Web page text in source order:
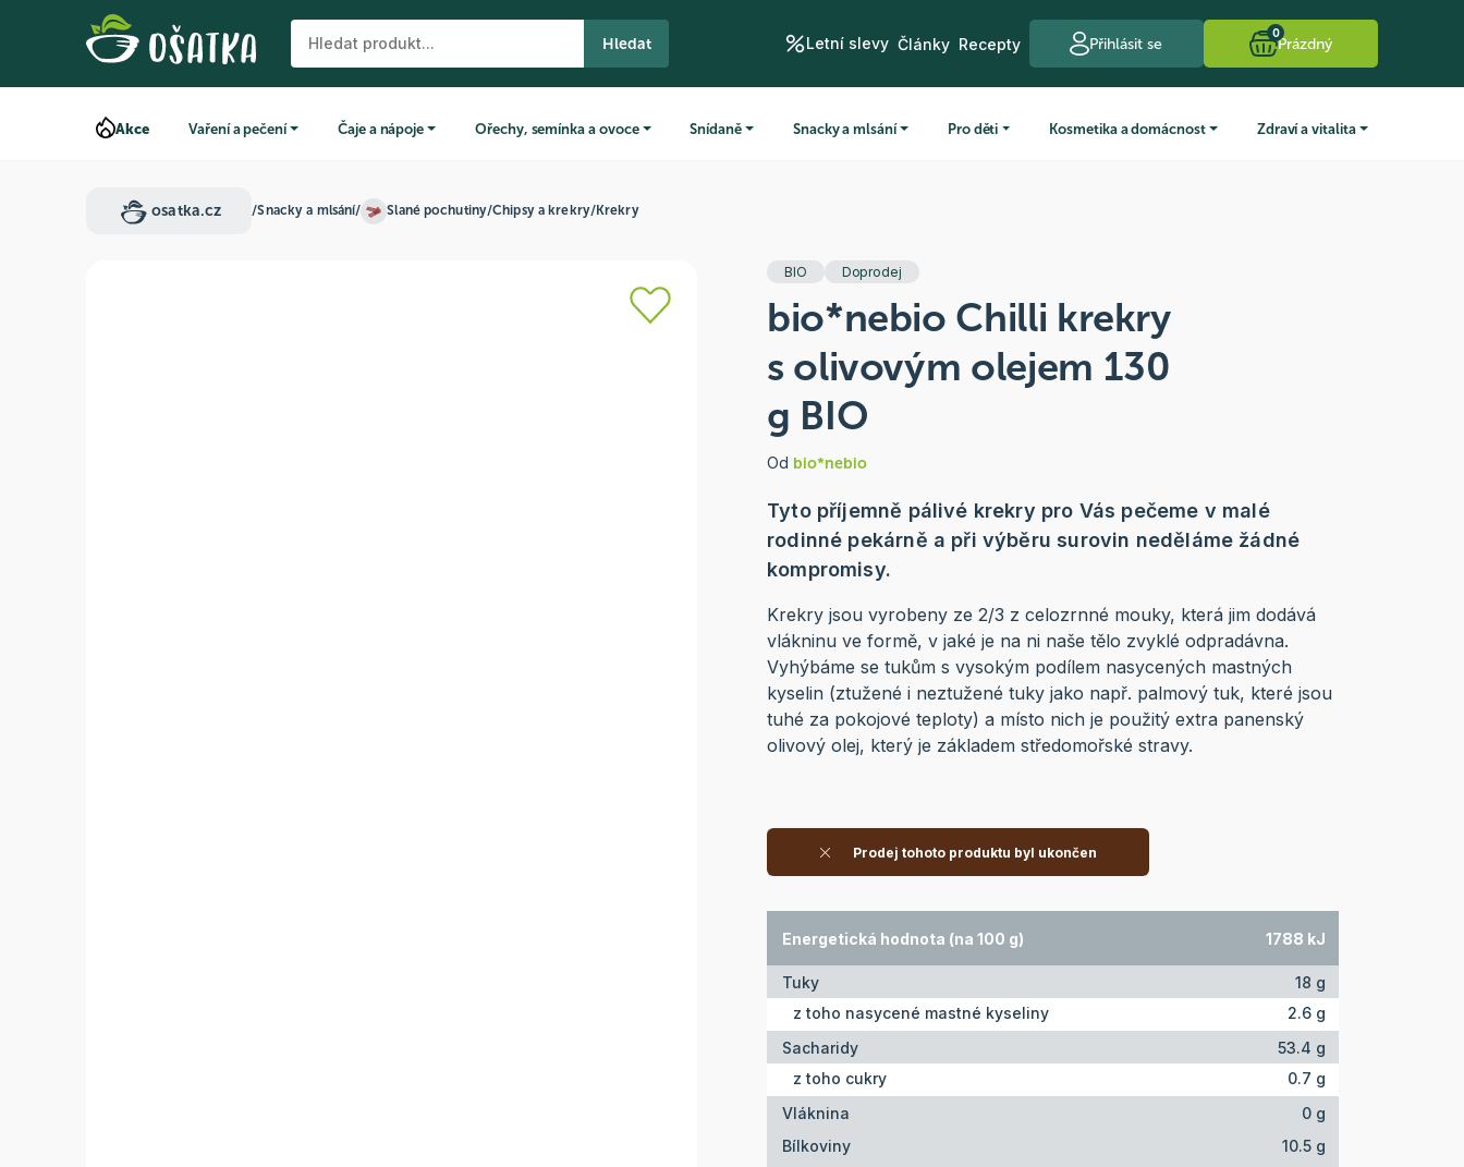
Hledat Letní slevy Články Recepty Přihlásit se
0
Prázdný
Akce Vaření a pečení Čaje a nápoje Ořechy, semínka a ovoce Snídaně Snacky a mlsání Pro děti Kosmetika a domácnost Zdraví a vitalita
osatka.cz /Snacky a mlsání/ Slané pochutiny/Chipsy a krekry/Krekry
BIO Doprodej
bio*nebio Chilli krekry
s olivovým olejem 130
g BIO
Od bio*nebio
Tyto příjemně pálivé krekry pro Vás pečeme v malé
rodinné pekárně a při výběru surovin neděláme žádné
kompromisy.
Krekry jsou vyrobeny ze 2/3 z celozrnné mouky, která jim dodává
vlákninu ve formě, v jaké je na ni naše tělo zvyklé odpradávna.
Vyhýbáme se tukům s vysokým podílem nasycených mastných
kyselin (ztužené i neztužené tuky jako např. palmový tuk, které jsou
tuhé za pokojové teploty) a místo nich je použitý extra panenský
olivový olej, který je základem středomořské stravy.
Prodej tohoto produktu byl ukončen
Energetická hodnota (na 100 g) 1788 kJ
Tuky
18 g
z toho nasycené mastné kyseliny
2.6 g
Sacharidy
53.4 g
z toho cukry
0.7 g
Vláknina
0 g
Bílkoviny
10.5 g